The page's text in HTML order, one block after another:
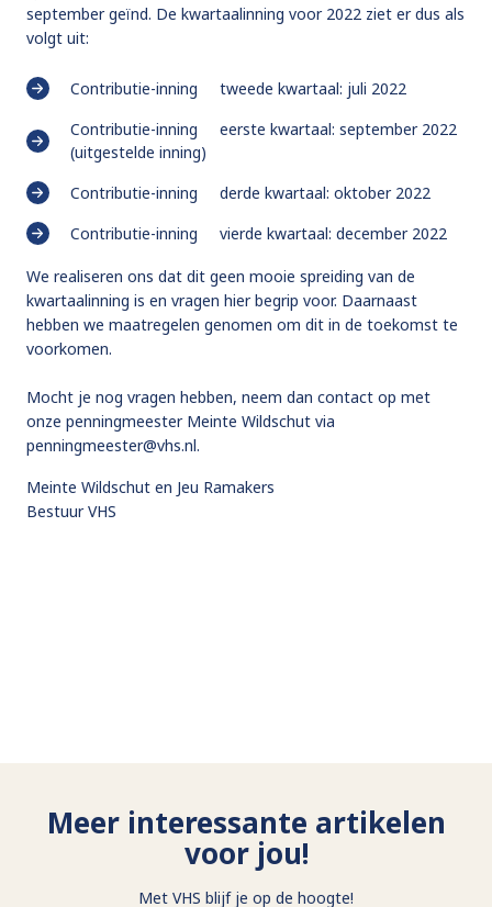
september geïnd. De kwartaalinning voor 2022 ziet er dus als
volgt uit:
Contributie-inning tweede kwartaal: juli 2022
Contributie-inning eerste kwartaal: september 2022
(uitgestelde inning)
Contributie-inning derde kwartaal: oktober 2022
Contributie-inning vierde kwartaal: december 2022
We realiseren ons dat dit geen mooie spreiding van de
kwartaalinning is en vragen hier begrip voor. Daarnaast
hebben we maatregelen genomen om dit in de toekomst te
voorkomen.
Mocht je nog vragen hebben, neem dan contact op met
onze penningmeester Meinte Wildschut via
penningmeester@vhs.nl.
Meinte Wildschut en Jeu Ramakers
Bestuur VHS
Meer interessante artikelen
voor jou!
Met VHS blijf je op de hoogte!